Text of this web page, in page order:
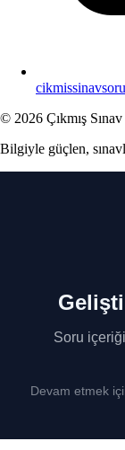
© 2026 Çıkmış
Bilgiyle güçlen,
Soru
Devam etmek